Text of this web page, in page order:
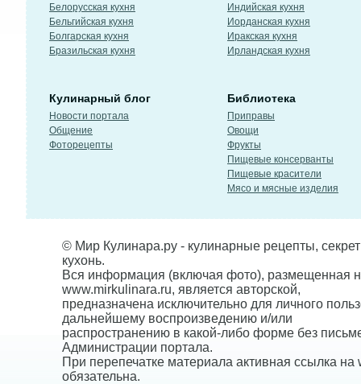
Белорусская кухня
Бельгийская кухня
Болгарская кухня
Бразильская кухня
Индийская кухня
Иорданская кухня
Иракская кухня
Ирландская кухня
Кулинарный блог
Новости портала
Общение
Фоторецепты
Библиотека
Приправы
Овощи
Фрукты
Пищевые консерванты
Пищевые красители
Мясо и мясные изделия
© Мир Кулинара.ру - кулинарные рецепты,
кухонь.
Вся информация (включая фото), размещенная
www.mirkulinara.ru, является авторской,
предназначена исключительно для личного
дальнейшему воспроизведению и/или
распространению в какой-либо форме без
Администрации портала.
При перепечатке материала активная ссылка на
обязательна.